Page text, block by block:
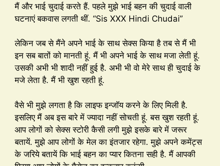
मैं और भाई चुदाई करते हैं. पहले मुझे भाई बहन की चुदाई वाली
घटनाएं बकवास लगती थीं. “Sis XXX Hindi Chudai”
लेकिन जब से मैंने अपने भाई के साथ सेक्स किया है तब से मैं भी
इन सब बातों को मानती हूं. मैं भी अपने भाई के साथ मजा लेती हूं.
उसकी अभी भी शादी नहीं हुई है. अभी भी वो मेरे साथ ही चुदाई के
मजे लेता है. मैं भी खुश रहती हूं.
वैसे भी मुझे लगता है कि लाइफ इन्जॉय करने के लिए मिली है.
इसलिए मैं अब इस बारे में ज्यादा नहीं सोचती हूं. बस खुश रहती हूं.
आप लोगों को सेक्स स्टोरी कैसी लगी मुझे इसके बारे में जरूर
बतायें. मुझे आप लोगों के मेल का इंतजार रहेगा. मुझे अपने कमेंट्स
के जरिये बतायें कि भाई बहन का प्यार कितना सही है. मैं आपकी